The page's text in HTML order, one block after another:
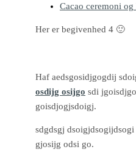
Cacao ceremoni og
Her er begivenhed 4 🙂
Haf aedsgosidjgogdij
osdijg osijgo sdi
goisdjogjsdoigj.
sdgdsgj
gjosijg odsi go.